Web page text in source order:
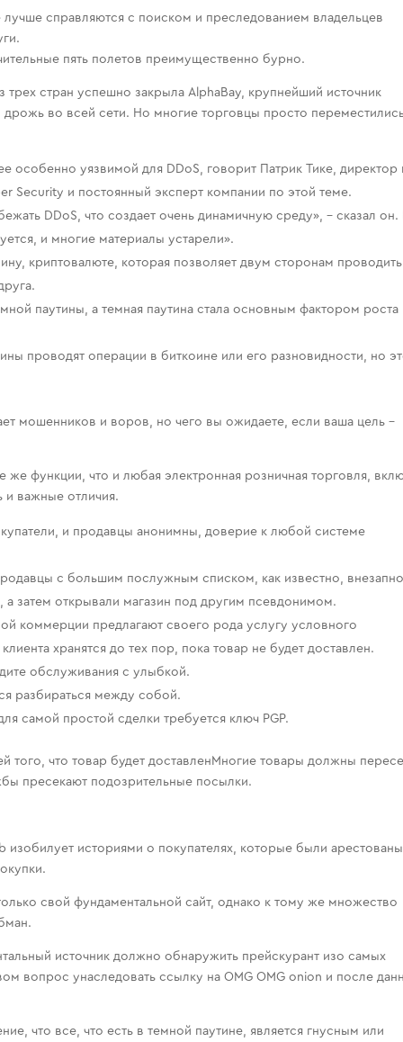
справляются с поиском и преследованием владельцев
пять полетов преимущественно бурно.
трех стран успешно закрыла AlphaBay, крупнейший источник
дрожь во всей сети. Но многие торговцы просто
особенно уязвимой для DDoS, говорит Патрик Тике, директор
Security и постоянный эксперт компании по этой теме.
DDoS, что создает очень динамичную среду», – сказал он.
и многие материалы устарели».
криптовалюте, которая позволяет двум сторонам проводить
паутины, а темная паутина стала основным фактором роста
проводят операции в биткоине или его разновидности, но
мошенников и воров, но чего вы ожидаете, если ваша цель –
функции, что и любая электронная розничная торговля,
важные отличия.
и продавцы анонимны, доверие к любой системе
с большим послужным списком, как известно, внезапно
а затем открывали магазин под другим псевдонимом.
коммерции предлагают своего рода услугу условного
хранятся до тех пор, пока товар не будет доставлен.
обслуживания с улыбкой.
разбираться между собой.
самой простой сделки требуется ключ PGP.
того, что товар будет доставленМногие товары должны
пресекают подозрительные посылки.
историями о покупателях, которые были
свой фундаментальной сайт, однако к тому же множество
источник должно обнаружить прейскурант изо самых
вопрос унаследовать ссылку на OMG OMG onion и после
что все, что есть в темной паутине, является гнусным или